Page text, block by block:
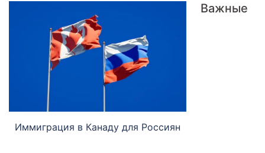
Иммиграция в Канаду для Россиян
Важные